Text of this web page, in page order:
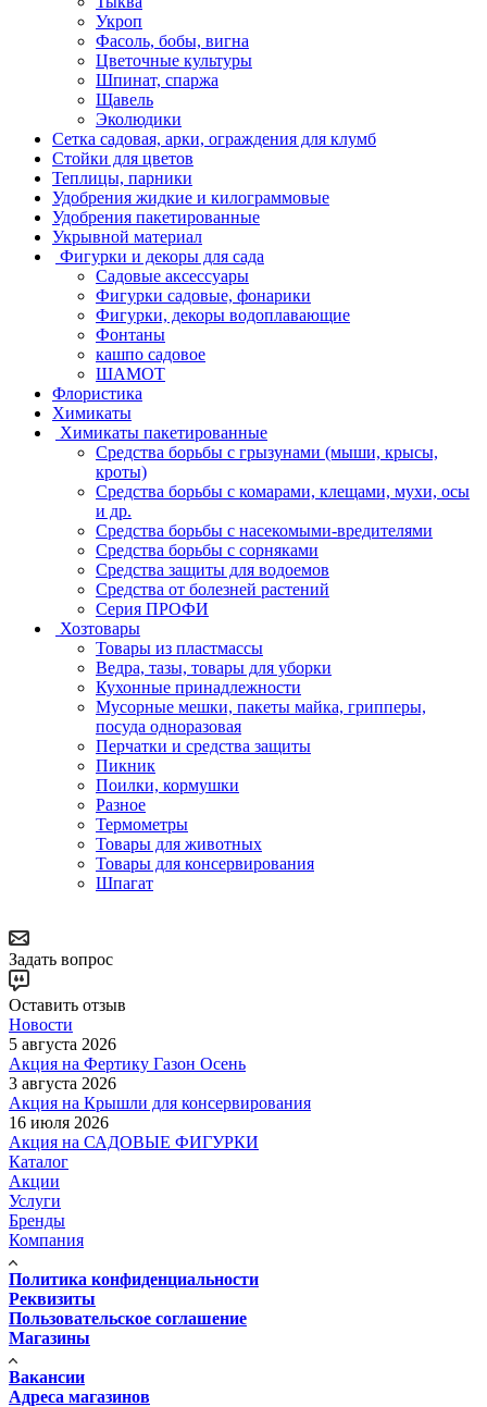
Укроп
Фасоль, бобы, вигна
Цветочные культуры
Шпинат, спаржа
Щавель
Эколюдики
Сетка садовая, арки, ограждения для клумб
Стойки для цветов
Теплицы, парники
Удобрения жидкие и килограммовые
Удобрения пакетированные
Укрывной материал
Фигурки и декоры для сада
Садовые аксессуары
Фигурки садовые, фонарики
Фигурки, декоры водоплавающие
Фонтаны
кашпо садовое
ШАМОТ
Флористика
Химикаты
Химикаты пакетированные
Средства борьбы с грызунами (мыши, крысы,
кроты)
Средства борьбы с комарами, клещами, мухи, осы
и др.
Средства борьбы с насекомыми-вредителями
Средства борьбы с сорняками
Средства защиты для водоемов
Средства от болезней растений
Серия ПРОФИ
Хозтовары
Товары из пластмассы
Ведра, тазы, товары для уборки
Кухонные принадлежности
Мусорные мешки, пакеты майка, грипперы,
посуда одноразовая
Перчатки и средства защиты
Пикник
Поилки, кормушки
Разное
Термометры
Товары для животных
Товары для консервирования
Шпагат
Задать вопрос
Оставить отзыв
Новости
5 августа 2026
Акция на Фертику Газон Осень
3 августа 2026
Акция на Крышли для консервирования
16 июля 2026
Акция на САДОВЫЕ ФИГУРКИ
Каталог
Акции
Услуги
Бренды
Компания
Политика конфиденциальности
Реквизиты
Пользовательское соглашение
Магазины
Вакансии
Адреса магазинов